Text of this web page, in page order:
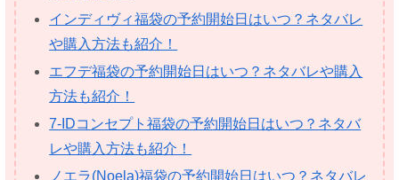
インディヴィ福袋の予約開始日はいつ？ネタバレ
や購入方法も紹介！
エフデ福袋の予約開始日はいつ？ネタバレや購入
方法も紹介！
7-IDコンセプト福袋の予約開始日はいつ？ネタバ
レや購入方法も紹介！
ノエラ(Noela)福袋の予約開始日はいつ？ネタバレ